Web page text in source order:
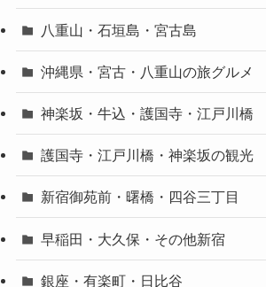
八重山・石垣島・宮古島
沖縄県・宮古・八重山の旅グルメ
神楽坂・牛込・護国寺・江戸川橋
護国寺・江戸川橋・神楽坂の観光
新宿御苑前・曙橋・四谷三丁目
早稲田・大久保・その他新宿
銀座・有楽町・日比谷